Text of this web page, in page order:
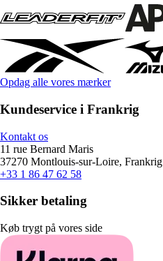
Opdag alle vores mærker
Kundeservice i Frankrig
Kontakt os
11 rue Bernard Maris
37270 Montlouis-sur-Loire, Frankrig
+33 1 86 47 62 58
Sikker betaling
Køb trygt på vores side